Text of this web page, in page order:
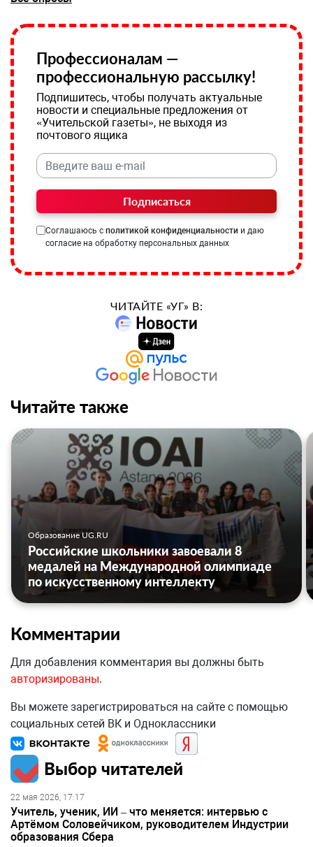
Профессионалам —
профессиональную рассылку!
Подпишитесь, чтобы получать актуальные
новости и специальные предложения от
«Учительской газеты», не выходя из
почтового ящика
Подписаться
Соглашаюсь с политикой конфиденциальности и даю
согласие на обработку персональных данных
ЧИТАЙТЕ «УГ» В:
Читайте также
Образование UG.RU
Российские школьники завоевали 8
медалей на Международной олимпиаде
по искусственному интеллекту
Комментарии
Для добавления комментария вы должны быть
авторизированы.
Вы можете зарегистрироваться на сайте с помощью
социальных сетей ВК и Одноклассники
Выбор читателей
22 мая 2026, 17:17
Учитель, ученик, ИИ – что меняется: интервью с
Артёмом Соловейчиком, руководителем Индустрии
образования Сбера